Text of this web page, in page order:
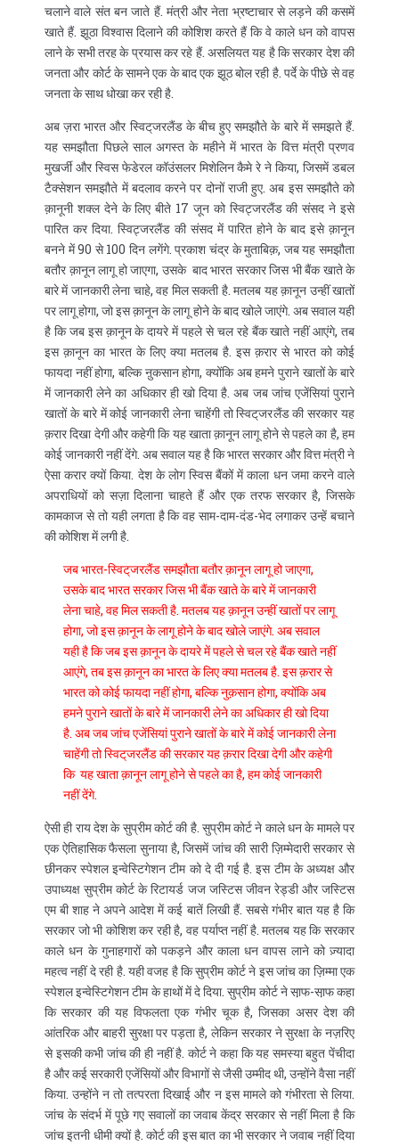
चलाने वाले संत बन जाते हैं. मंत्री और नेता भ्रष्टाचार से लड़ने की कसमें
खाते हैं. झूठा विश्वास दिलाने की कोशिश करते हैं कि वे काले धन को वापस
लाने के सभी तरह के प्रयास कर रहे हैं. असलियत यह है कि सरकार देश की
जनता और कोर्ट के सामने एक के बाद एक झूठ बोल रही है. पर्दे के पीछे से वह
जनता के साथ धोखा कर रही है.
अब ज़रा भारत और स्विट्‌जरलैंड के बीच हुए समझौते के बारे में समझते हैं.
यह समझौता पिछले साल अगस्त के महीने में भारत के वित्त मंत्री प्रणव
मुखर्जी और स्विस फेडेरल कॉउंसलर मिशेलिन कैमे रे ने किया, जिसमें डबल
टैक्सेशन समझौते में बदलाव करने पर दोनों राजी हुए. अब इस समझौते को
क़ानूनी शक्ल देने के लिए बीते 17 जून को स्विट्जरलैंड की संसद ने इसे
पारित कर दिया. स्विट्जरलैंड की संसद में पारित होने के बाद इसे क़ानून
बनने में 90 से 100 दिन लगेंगे. प्रकाश चंद्र के मुताबिक़, जब यह समझौता
बतौर क़ानून लागू हो जाएगा, उसके बाद भारत सरकार जिस भी बैंक खाते के
बारे में जानकारी लेना चाहे, वह मिल सकती है. मतलब यह क़ानून उन्हीं खातों
पर लागू होगा, जो इस क़ानून के लागू होने के बाद खोले जाएंगे. अब सवाल यही
है कि जब इस क़ानून के दायरे में पहले से चल रहे बैंक खाते नहीं आएंगे, तब
इस क़ानून का भारत के लिए क्या मतलब है. इस क़रार से भारत को कोई
फायदा नहीं होगा, बल्कि ऩुकसान होगा, क्योंकि अब हमने पुराने खातों के बारे
में जानकारी लेने का अधिकार ही खो दिया है. अब जब जांच एजेंसियां पुराने
खातों के बारे में कोई जानकारी लेना चाहेंगी तो स्विट्‌जरलैंड की सरकार यह
क़रार दिखा देगी और कहेगी कि यह खाता क़ानून लागू होने से पहले का है, हम
कोई जानकारी नहीं देंगे. अब सवाल यह है कि भारत सरकार और वित्त मंत्री ने
ऐसा करार क्यों किया. देश के लोग स्विस बैंकों में काला धन जमा करने वाले
अपराधियों को सज़ा दिलाना चाहते हैं और एक तरफ सरकार है, जिसके
कामकाज से तो यही लगता है कि वह साम-दाम-दंड-भेद लगाकर उन्हें बचाने
की कोशिश में लगी है.
जब भारत-स्विट्‌जरलैंड समझौता बतौर क़ानून लागू हो जाएगा,
उसके बाद भारत सरकार जिस भी बैंक खाते के बारे में जानकारी
लेना चाहे, वह मिल सकती है. मतलब यह क़ानून उन्हीं खातों पर लागू
होगा, जो इस क़ानून के लागू होने के बाद खोले जाएंगे. अब सवाल
यही है कि जब इस क़ानून के दायरे में पहले से चल रहे बैंक खाते नहीं
आएंगे, तब इस क़ानून का भारत के लिए क्या मतलब है. इस क़रार से
भारत को कोई फायदा नहीं होगा, बल्कि नुक़सान होगा, क्योंकि अब
हमने पुराने खातों के बारे में जानकारी लेने का अधिकार ही खो दिया
है. अब जब जांच एजेंसियां पुराने खातों के बारे में कोई जानकारी लेना
चाहेंगी तो स्विट्‌जरलैंड की सरकार यह क़रार दिखा देगी और कहेगी
कि यह खाता क़ानून लागू होने से पहले का है, हम कोई जानकारी
नहीं देंगे.
ऐसी ही राय देश के सुप्रीम कोर्ट की है. सुप्रीम कोर्ट ने काले धन के मामले पर
एक ऐतिहासिक फैसला सुनाया है, जिसमें जांच की सारी ज़िम्मेदारी सरकार से
छीनकर स्पेशल इन्वेस्टिगेशन टीम को दे दी गई है. इस टीम के अध्यक्ष और
उपाध्यक्ष सुप्रीम कोर्ट के रिटायर्ड जज जस्टिस जीवन रेड्डी और जस्टिस
एम बी शाह ने अपने आदेश में कई बातें लिखी हैं. सबसे गंभीर बात यह है कि
सरकार जो भी कोशिश कर रही है, वह पर्याप्त नहीं है. मतलब यह कि सरकार
काले धन के गुनाहगारों को पकड़ने और काला धन वापस लाने को ज़्यादा
महत्व नहीं दे रही है. यही वजह है कि सुप्रीम कोर्ट ने इस जांच का ज़िम्मा एक
स्पेशल इन्वेस्टिगेशन टीम के हाथों में दे दिया. सुप्रीम कोर्ट ने सा़फ-सा़फ कहा
कि सरकार की यह विफलता एक गंभीर चूक है, जिसका असर देश की
आंतरिक और बाहरी सुरक्षा पर पड़ता है, लेकिन सरकार ने सुरक्षा के नज़रिए
से इसकी कभी जांच की ही नहीं है. कोर्ट ने कहा कि यह समस्या बहुत पेंचीदा
है और कई सरकारी एजेंसियों और विभागों से जैसी उम्मीद थी, उन्होंने वैसा नहीं
किया. उन्होंने न तो तत्परता दिखाई और न इस मामले को गंभीरता से लिया.
जांच के संदर्भ में पूछे गए सवालों का जवाब केंद्र सरकार से नहीं मिला है कि
जांच इतनी धीमी क्यों है. कोर्ट की इस बात का भी सरकार ने जवाब नहीं दिया